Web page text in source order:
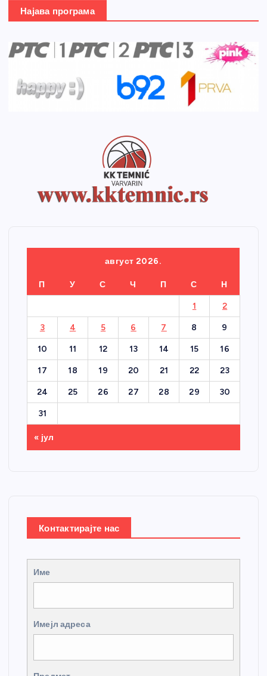
Најава програма
август 2026.
П У С Ч П С Н
1 2
3 4 5 6 7 8 9
10 11 12 13 14 15 16
17 18 19 20 21 22 23
24 25 26 27 28 29 30
31
« јул
Контактирајте нас
Име
Имејл адреса